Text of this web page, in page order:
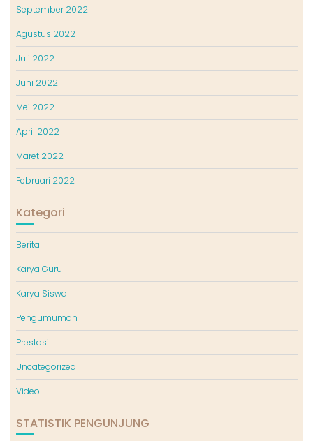
September 2022
Agustus 2022
Juli 2022
Juni 2022
Mei 2022
April 2022
Maret 2022
Februari 2022
Kategori
Berita
Karya Guru
Karya Siswa
Pengumuman
Prestasi
Uncategorized
Video
STATISTIK PENGUNJUNG